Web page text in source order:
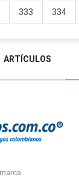
333 334
ARTÍCULOS